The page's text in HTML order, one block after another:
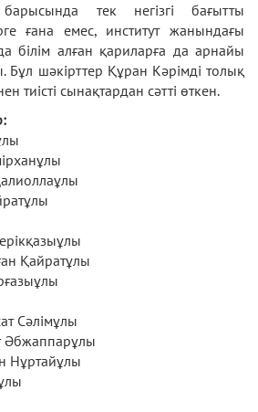
тек негізгі бағытты
ғана емес, институт жанындағы
білім алған қариларға да арнайы
Бұл шәкірттер Құран Кәрімді толық
тиісті сынақтардан сәтті өткен.
Қайратұлы
Сәлімұлы
Әбжаппарұлы
Нұртайұлы